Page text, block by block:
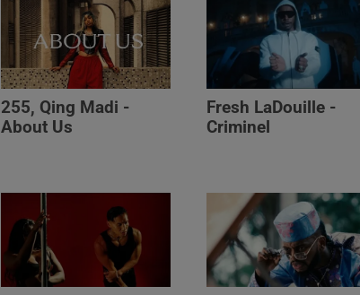
255, Qing Madi -
About Us
Fresh LaDouille -
Criminel